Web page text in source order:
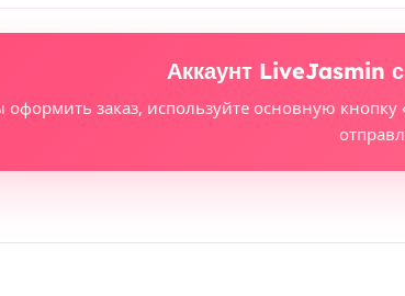
Аккаунт LiveJasmin
оформить заказ, используйте основную